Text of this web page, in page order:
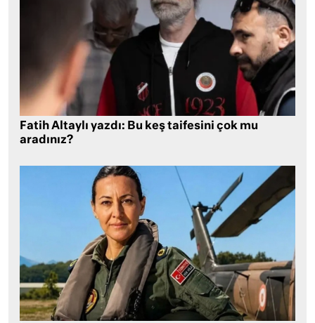
Fatih Altaylı yazdı: Bu keş taifesini çok mu
aradınız?